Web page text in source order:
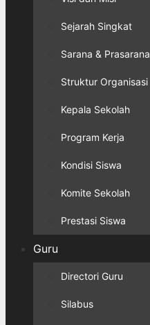
Sejarah Singkat
Sarana & Prasarana
Struktur Organisasi
Kepala Sekolah
Program Kerja
Kondisi Siswa
Komite Sekolah
Prestasi Siswa
Guru
Directori Guru
Silabus